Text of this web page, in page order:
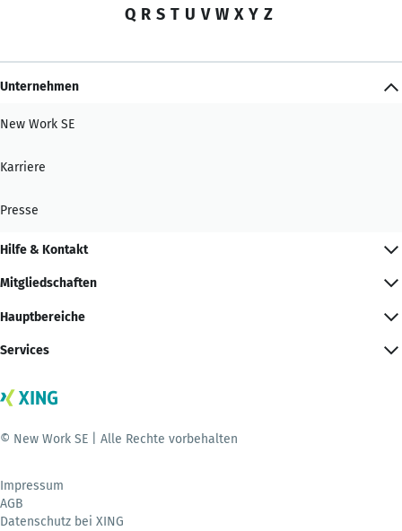
Q R S T U V W X Y Z
Unternehmen
New Work SE
Karriere
Presse
Hilfe & Kontakt
Mitgliedschaften
Hauptbereiche
Services
© New Work SE | Alle Rechte vorbehalten
Impressum
AGB
Datenschutz bei XING